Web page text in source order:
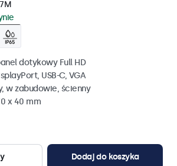
dotykowy Full HD
USB-C, VGA
w zabudowie, ścienny
x 40 mm
Dodaj do koszyka